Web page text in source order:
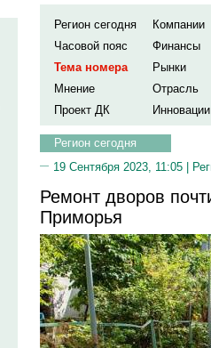
Регион сегодня
Компании
Часовой пояс
Финансы
Тема номера
Рынки
Мнение
Отрасль
Проект ДК
Инновации
Регион сегодня
19 Сентября 2023, 11:05 |
Ремонт дворов
Приморья